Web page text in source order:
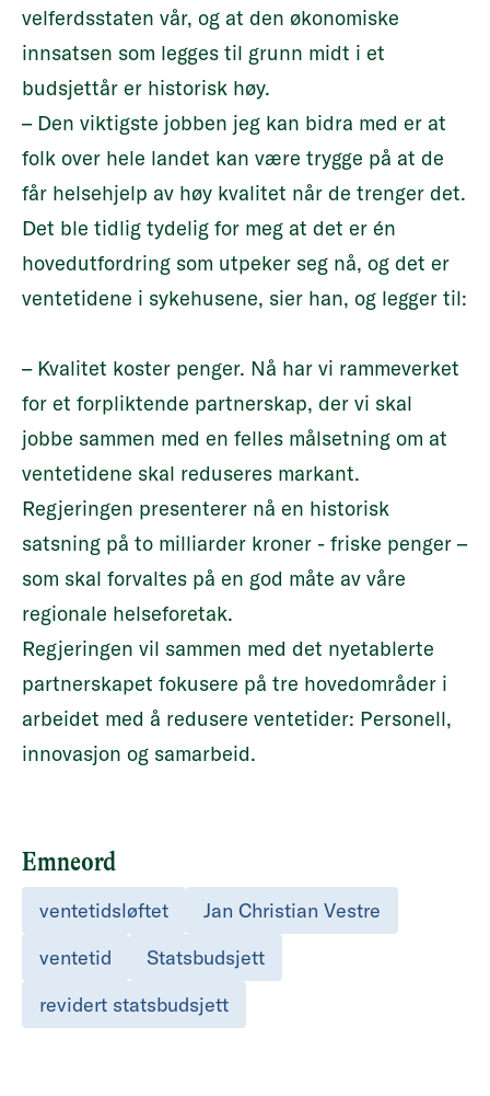
velferdsstaten vår, og at den økonomiske
innsatsen som legges til grunn midt i et
budsjettår er historisk høy.
– Den viktigste jobben jeg kan bidra med er at
folk over hele landet kan være trygge på at de
får helsehjelp av høy kvalitet når de trenger det.
Det ble tidlig tydelig for meg at det er én
hovedutfordring som utpeker seg nå, og det er
ventetidene i sykehusene, sier han, og legger til:
– Kvalitet koster penger. Nå har vi rammeverket
for et forpliktende partnerskap, der vi skal
jobbe sammen med en felles målsetning om at
ventetidene skal reduseres markant.
Regjeringen presenterer nå en historisk
satsning på to milliarder kroner - friske penger –
som skal forvaltes på en god måte av våre
regionale helseforetak.
Regjeringen vil sammen med det nyetablerte
partnerskapet fokusere på tre hovedområder i
arbeidet med å redusere ventetider: Personell,
innovasjon og samarbeid.
Emneord
ventetidsløftet
Jan Christian Vestre
ventetid
Statsbudsjett
revidert statsbudsjett